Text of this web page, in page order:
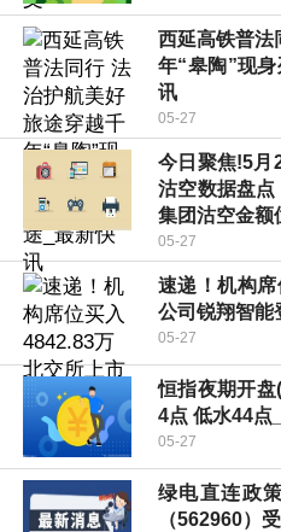
西延高铁普法
年“皋陶”现
讯
05-27
今日聚焦!5月
沽空数据盘
集团沽空金额
05-27
速递！机构
公司锐翔智能
05-27
恒指夜期开
4点 低水44点
05-27
绿电直连政
（562960）